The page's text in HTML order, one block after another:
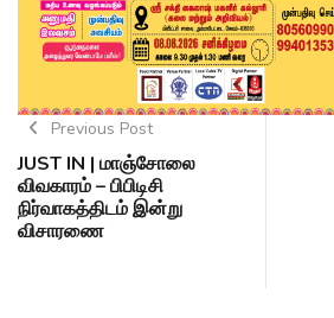
Previous Post
JUST IN | மாஞ்சோலை
விவகாரம் – பிபிடிசி
நிர்வாகத்திடம் இன்று
விசாரணை